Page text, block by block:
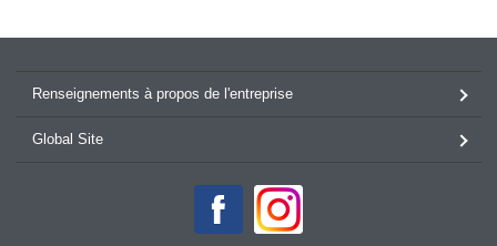
Renseignements à propos de l'entreprise
Global Site